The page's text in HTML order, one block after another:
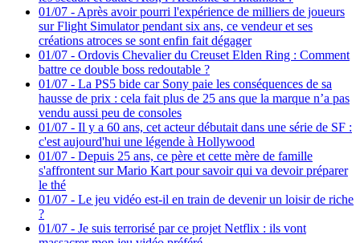
01/07 - Après avoir pourri l'expérience de milliers de joueurs
sur Flight Simulator pendant six ans, ce vendeur et ses
créations atroces se sont enfin fait dégager
01/07 - Ordovis Chevalier du Creuset Elden Ring : Comment
battre ce double boss redoutable ?
01/07 - La PS5 bide car Sony paie les conséquences de sa
hausse de prix : cela fait plus de 25 ans que la marque n’a pas
vendu aussi peu de consoles
01/07 - Il y a 60 ans, cet acteur débutait dans une série de SF :
c'est aujourd'hui une légende à Hollywood
01/07 - Depuis 25 ans, ce père et cette mère de famille
s'affrontent sur Mario Kart pour savoir qui va devoir préparer
le thé
01/07 - Le jeu vidéo est-il en train de devenir un loisir de riche
?
01/07 - Je suis terrorisé par ce projet Netflix : ils vont